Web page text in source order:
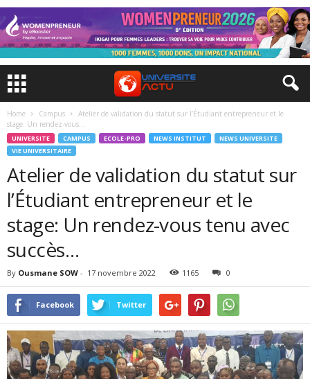
Home Campus
Atelier de validation du statut sur l’Étudiant entrepreneur et le
stage: Un rendez-vous...
UNIVERSITE CAMPUS ECOLE-PRO NEWS INSTITUT
NEWS UNIVERSITE
VIE UNIVERSITAIRE
Atelier de validation du statut sur
l’Étudiant entrepreneur et le
stage: Un rendez-vous tenu avec
succès…
By Ousmane SOW - 17 novembre 2022 1165 0
Facebook Twitter